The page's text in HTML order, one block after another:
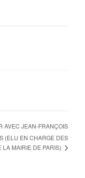
AVEC JEAN-FRANÇOIS
(ELU EN CHARGE DES
LA MAIRIE DE PARIS)